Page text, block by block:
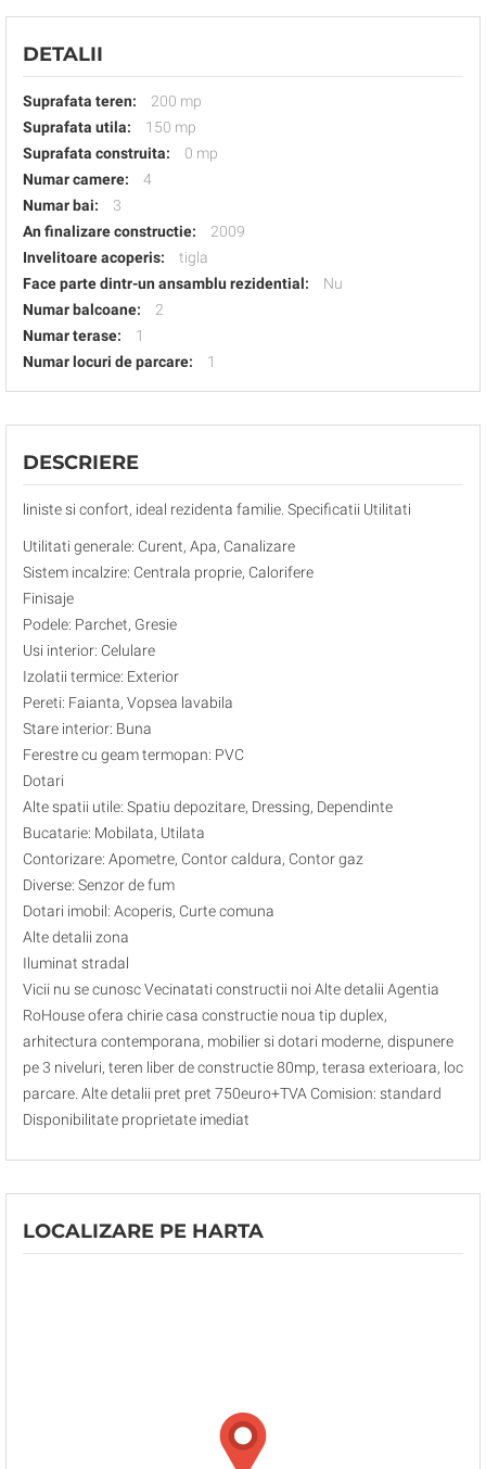
DETALII
Suprafata teren:
200 mp
Suprafata utila:
150 mp
Suprafata construita:
0 mp
Numar camere:
4
Numar bai:
3
An finalizare constructie:
2009
Invelitoare acoperis:
tigla
Face parte dintr-un ansamblu rezidential:
Nu
Numar balcoane:
2
Numar terase:
1
Numar locuri de parcare:
1
DESCRIERE
liniste si confort, ideal rezidenta familie. Specificatii Utilitati
Utilitati generale: Curent, Apa, Canalizare
Sistem incalzire: Centrala proprie, Calorifere
Finisaje
Podele: Parchet, Gresie
Usi interior: Celulare
Izolatii termice: Exterior
Pereti: Faianta, Vopsea lavabila
Stare interior: Buna
Ferestre cu geam termopan: PVC
Dotari
Alte spatii utile: Spatiu depozitare, Dressing, Dependinte
Bucatarie: Mobilata, Utilata
Contorizare: Apometre, Contor caldura, Contor gaz
Diverse: Senzor de fum
Dotari imobil: Acoperis, Curte comuna
Alte detalii zona
Iluminat stradal
Vicii nu se cunosc Vecinatati constructii noi Alte detalii Agentia
RoHouse ofera chirie casa constructie noua tip duplex,
arhitectura contemporana, mobilier si dotari moderne, dispunere
pe 3 niveluri, teren liber de constructie 80mp, terasa exterioara, loc
parcare. Alte detalii pret pret 750euro+TVA Comision: standard
Disponibilitate proprietate imediat
LOCALIZARE PE HARTA